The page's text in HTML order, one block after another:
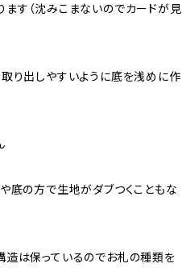
す（沈みこまないのでカードが見
り出しやすいように底を浅めに作
底の方で生地がダブつくこともな
造は保っているのでお札の種類を